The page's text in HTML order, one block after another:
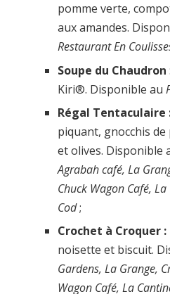
pomme verte,
aux amandes.
RestaurantEn
Soupe du Chaudron
Kiri®. Disponible au
Régal Tentaculaire
piquant, gnocchis
et olives. Disponible
Agrabah café, La
Chuck Wagon Café,
Cod;
Crochet à Croquer :
noisette et biscuit.
Gardens, La Grange,
Wagon Café, La